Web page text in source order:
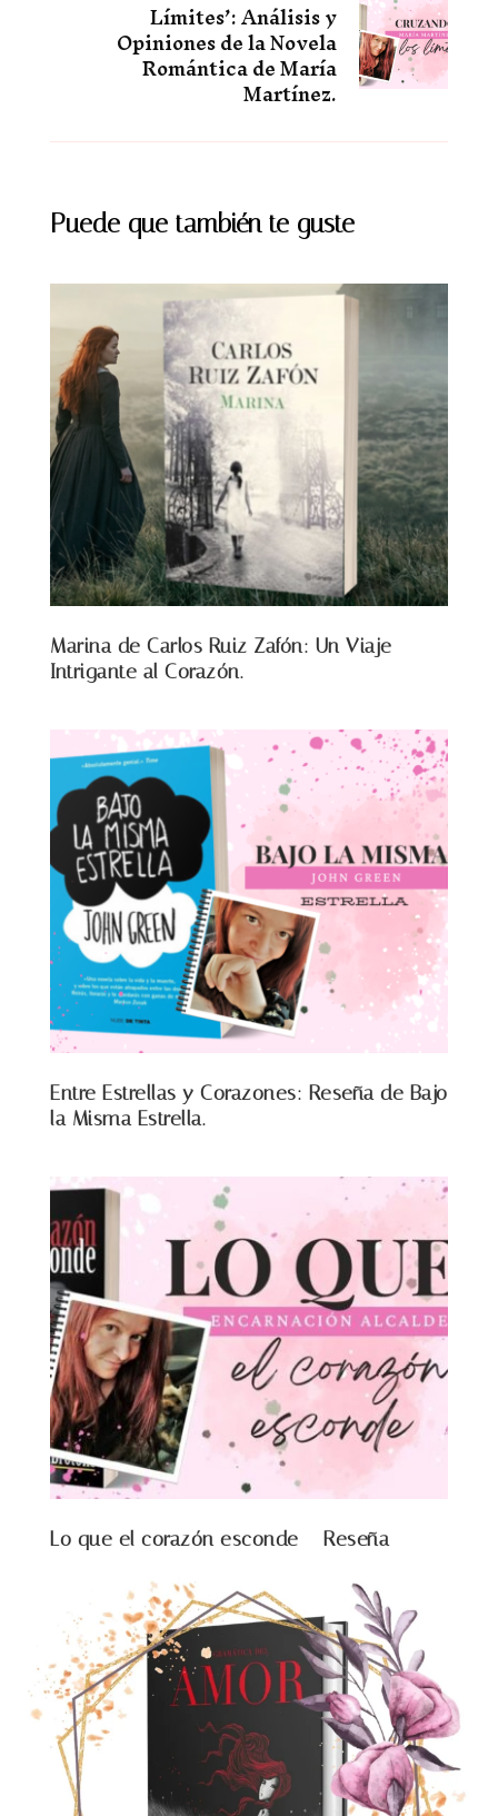
Límites’: Análisis y
Opiniones de la Novela
Romántica de María
Martínez.
Puede que también te guste
Marina de Carlos Ruiz Zafón: Un Viaje
Intrigante al Corazón.
Entre Estrellas y Corazones: Reseña de Bajo
la Misma Estrella.
Lo que el corazón esconde – Reseña